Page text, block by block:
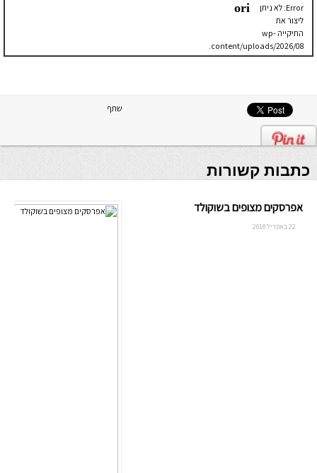
Error: לא ניתן
ליצור את
התיקייה wp-
content/uploads/2026/08.
יש לבדוק
ori
שתף
כתבות קשורות
אפרסקים מצופים בשוקולד
22 באפריל 2018